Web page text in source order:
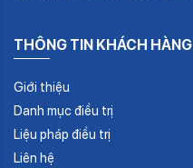
THÔNG TIN KHÁCH HÀNG
Giới thiệu
Danh mục điều trị
Liệu pháp điều trị
Liên hệ